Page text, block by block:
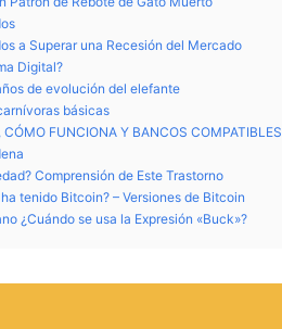
a Superar una Recesión del Mercado
Digital?
de evolución del elefante
básicas
CÓMO FUNCIONA Y BANCOS COMPATIBLES
Comprensión de Este Trastorno
tenido Bitcoin? – Versiones de Bitcoin
¿Cuándo se usa la Expresión «Buck»?